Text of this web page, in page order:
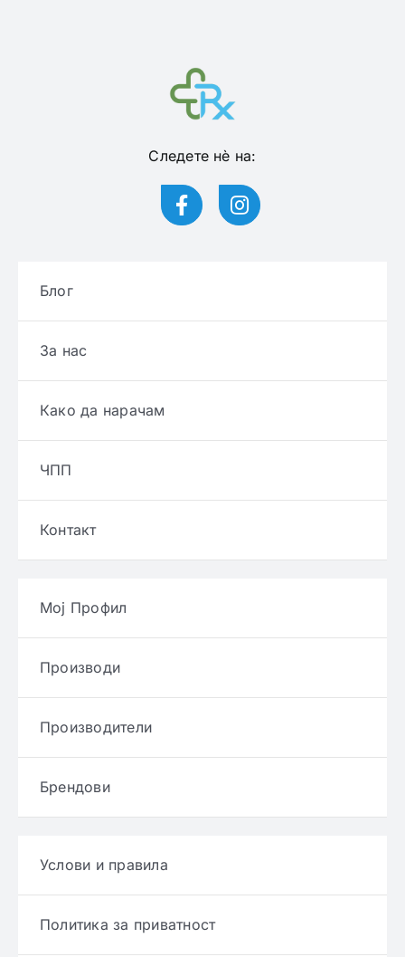
Следете нѐ на:
Блог
За нас
Како да нарачам
ЧПП
Контакт
Мој Профил
Производи
Производители
Брендови
Услови и правила
Политика за приватност